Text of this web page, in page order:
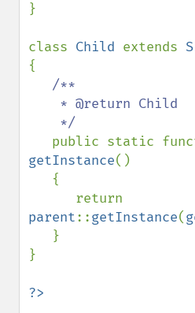
}
class Child extends
{
/**
getInstance()
parent::getInstance(
}